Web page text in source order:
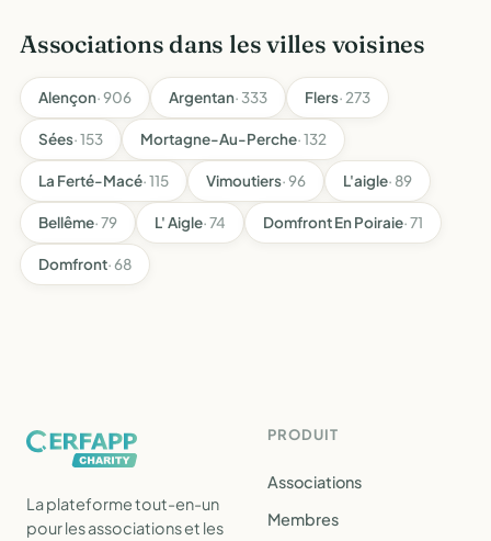
Associations dans les villes voisines
Alençon· 906 Argentan· 333 Flers· 273
Sées· 153 Mortagne-Au-Perche· 132
La Ferté-Macé· 115 Vimoutiers· 96 L'aigle· 89
Bellême· 79 L' Aigle· 74 Domfront En Poiraie· 71
Domfront· 68
La plateforme tout-en-un
pour les associations et les
PRODUIT
Associations
Membres